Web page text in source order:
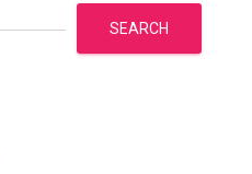
SEARCH